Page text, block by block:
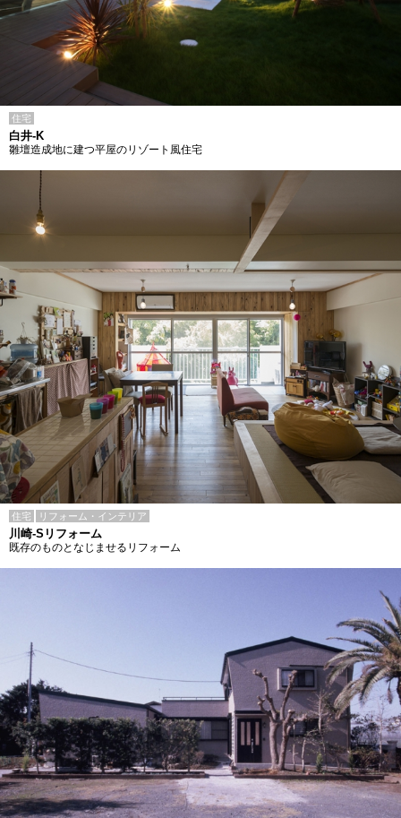
住宅
白井-K
雛壇造成地に建つ平屋のリゾート風住宅
住宅 リフォーム・インテリア
川崎-Sリフォーム
既存のものとなじませるリフォーム